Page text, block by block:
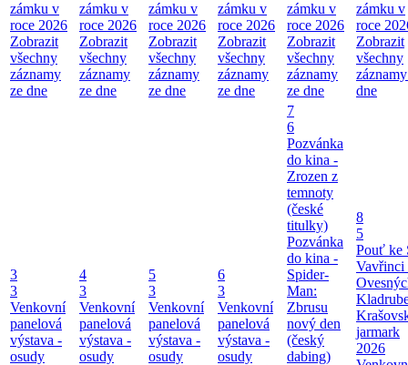
zámku v
roce 2026
Zobrazit
všechny
záznamy
ze dne
zámku v
roce 2026
Zobrazit
všechny
záznamy
ze dne
zámku v
roce 2026
Zobrazit
všechny
záznamy
ze dne
zámku v
roce 2026
Zobrazit
všechny
záznamy
ze dne
zámku v
roce 2026
Zobrazit
všechny
záznamy
ze dne
zámku v
roce
Zobrazit
všechny
dne
3
3
Venkovní
panelová
výstava -
osudy
4
3
Venkovní
panelová
výstava -
osudy
5
3
Venkovní
panelová
výstava -
osudy
6
3
Venkovní
panelová
výstava -
osudy
7
6
Pozvánka
do kina -
Zrozen z
temnoty
(české
titulky)
Pozvánka
do kina -
Spider-
Man:
Zbrusu
nový den
(český
dabing)
8
5
Pouť ke
Vavřinci
jarmark
2026